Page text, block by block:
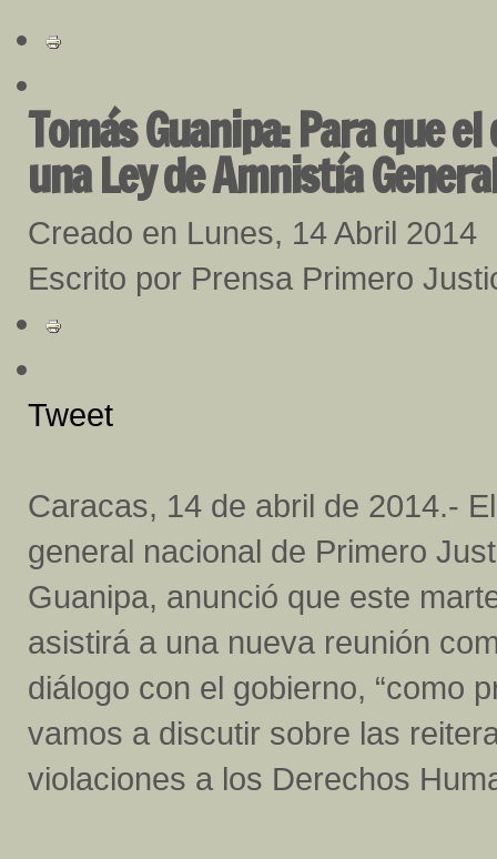
Tomás Guanipa: Para que
una Ley de Amnistía
Creado en Lunes, 14 Abril 2014
Escrito por Prensa Primero
Tweet
Caracas, 14 de abril de 2014.-
general nacional de Primero
Guanipa, anunció que este
asistirá a una nueva reunión
diálogo con el gobierno, “como
vamos a discutir sobre las
violaciones a los Derechos